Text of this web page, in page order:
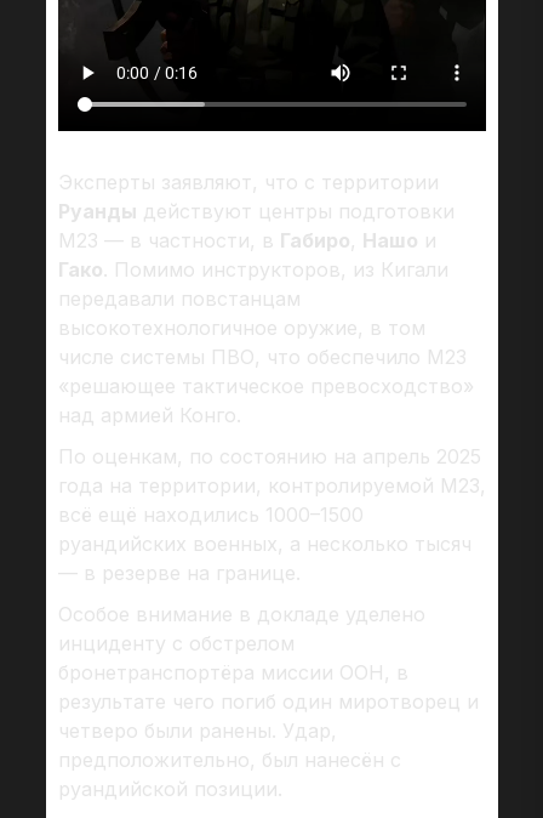
Эксперты заявляют, что с территории
Руанды действуют центры подготовки
М23 — в частности, в Габиро, Нашо и
Гако. Помимо инструкторов, из Кигали
передавали повстанцам
высокотехнологичное оружие, в том
числе системы ПВО, что обеспечило М23
«решающее тактическое превосходство»
над армией Конго.
По оценкам, по состоянию на апрель 2025
года на территории, контролируемой М23,
всё ещё находились 1000–1500
руандийских военных, а несколько тысяч
— в резерве на границе.
Особое внимание в докладе уделено
инциденту с обстрелом
бронетранспортёра миссии ООН, в
результате чего погиб один миротворец и
четверо были ранены. Удар,
предположительно, был нанесён с
руандийской позиции.